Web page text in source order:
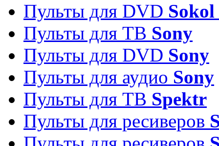
Пульты для DVD
Пульты для ТВ Sony
Пульты для DVD Sony
Пульты для аудио Sony
Пульты для ТВ Spektr
Пульты для ресиверов